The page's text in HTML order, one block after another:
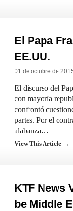
El Papa
EE.UU.
01 de octubre de
El discurso del
con mayoría
confrontó
partes. Por el
alabanza…
View This Article →
KTF News
be Middle